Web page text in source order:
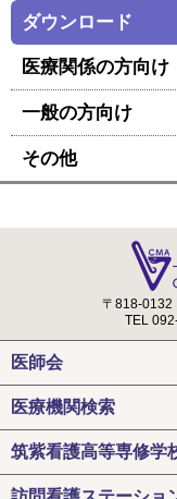
ダウンロード
医療関係の方向け
一般の方向け
その他
〒818-0132
TEL
医師会
医療機関検索
筑紫看護高等専修学